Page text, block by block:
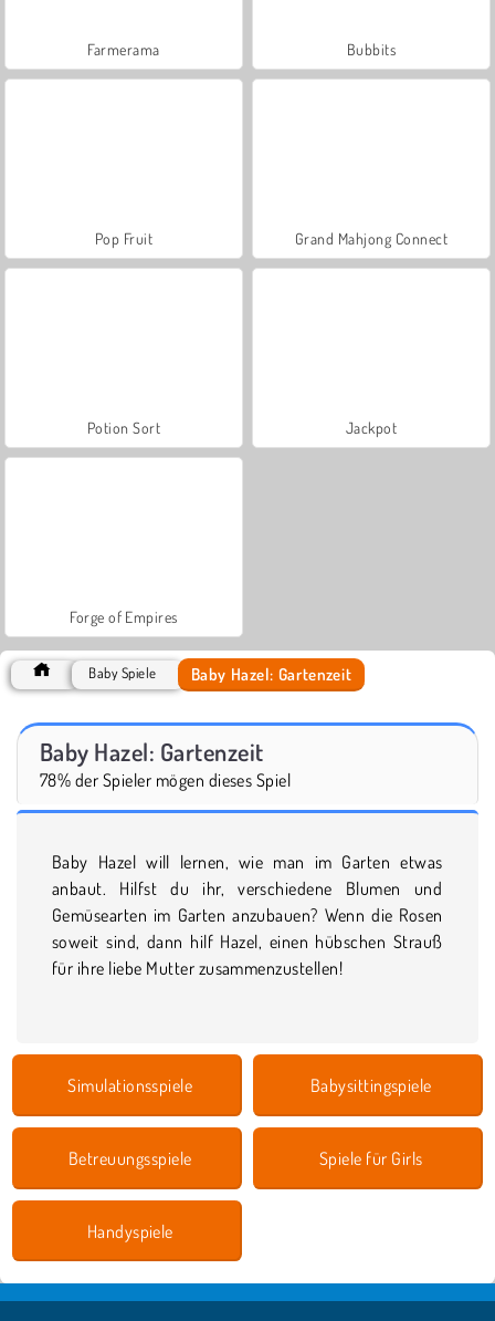
Farmerama Bubbits
Pop Fruit Grand Mahjong Connect
Potion Sort Jackpot
Forge of Empires
Baby Spiele Baby Hazel: Gartenzeit
Baby Hazel: Gartenzeit
78% der Spieler mögen dieses Spiel
Baby Hazel will lernen, wie man im Garten etwas
anbaut. Hilfst du ihr, verschiedene Blumen und
Gemüsearten im Garten anzubauen? Wenn die Rosen
soweit sind, dann hilf Hazel, einen hübschen Strauß
für ihre liebe Mutter zusammenzustellen!
Simulationsspiele Babysittingspiele
Betreuungsspiele Spiele für Girls
Handyspiele